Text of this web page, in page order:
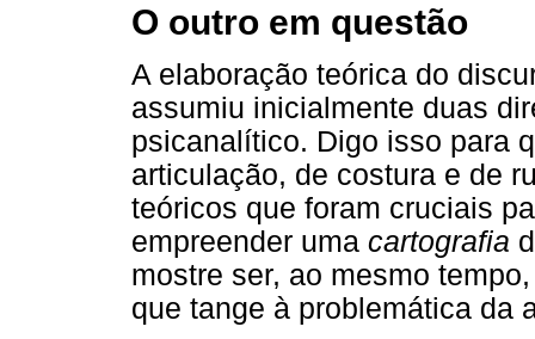
O outro em questão
A elaboração teórica do
assumiu inicialmente duas
psicanalítico. Digo isso para
articulação, de costura e de
teóricos que foram cruciais
empreender uma cartografia
mostre ser, ao mesmo
que tange à problemática da